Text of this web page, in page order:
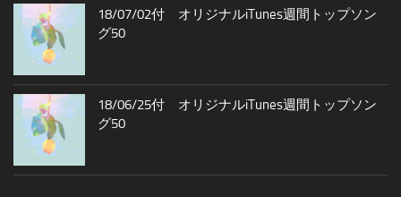
18/07/02付 オリジナルiTunes週間トップソン
グ50
18/06/25付 オリジナルiTunes週間トップソン
グ50